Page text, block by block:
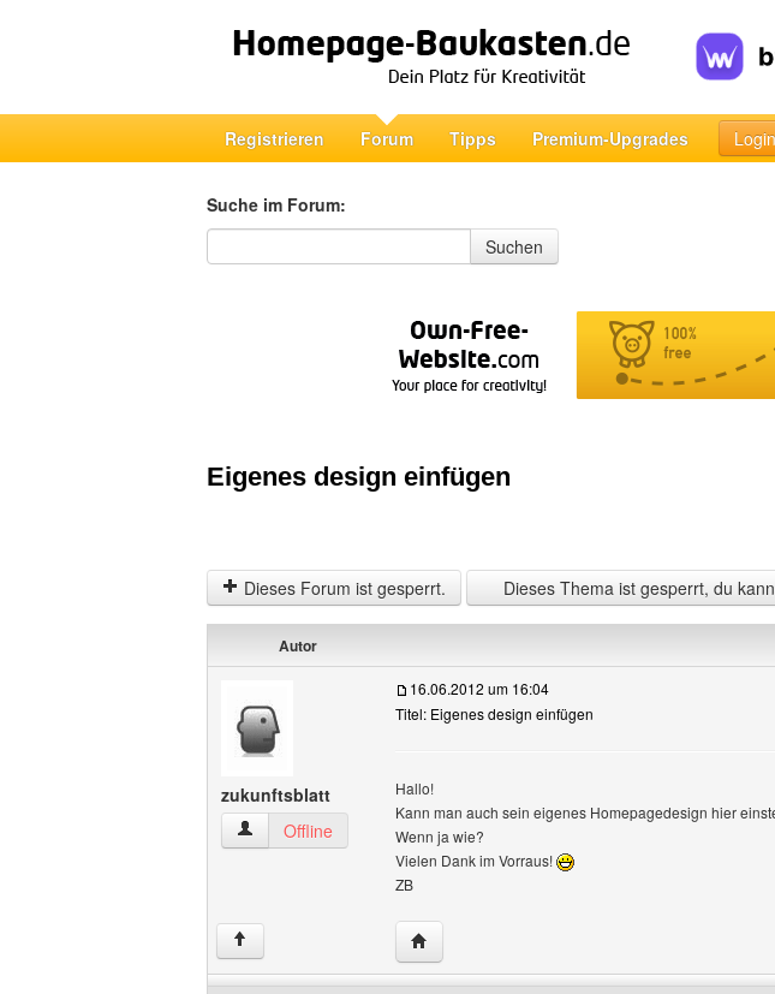
Registrieren Forum Tipps Premium-Upgrades Login
Suche im Forum:
Suche im Forum
Suchen
Eigenes design einfügen
Dieses Forum ist gesperrt. Dieses Thema ist gesperrt, du
Autor
zukunftsblatt
zukunftsblatt Benutzer-Profile anzeigen
Offline
16.06.2012 um 16:04
Titel: Eigenes design einfügen
Hallo!
Kann man auch sein eigenes Homepagedesign hier
Wenn ja wie?
Vielen Dank im Vorraus!
ZB
↑ Website dieses Benutzers besuchen: